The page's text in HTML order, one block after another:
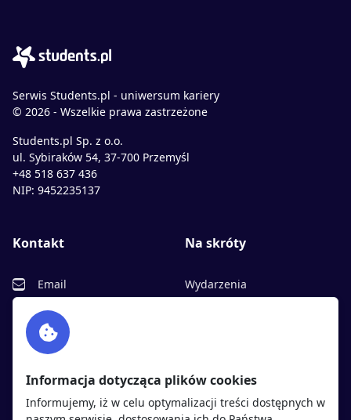
Serwis Students.pl - uniwersum kariery
© 2026 - Wszelkie prawa zastrzeżone
Students.pl Sp. z o.o.
ul. Sybiraków 54, 37-700 Przemyśl
+48 518 637 436
NIP: 9452235137
Kontakt
Email
Facebook
Twitter
Na skróty
Wydarzenia
Polityka cookies
Polityka prywatności
Informacja dotycząca plików cookies
Informujemy, iż w celu optymalizacji treści dostępnych w